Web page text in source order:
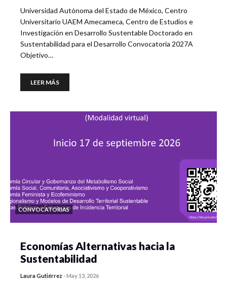
Universidad Autónoma del Estado de México, Centro
Universitario UAEM Amecameca, Centro de Estudios e
Investigación en Desarrollo Sustentable Doctorado en
Sustentabilidad para el Desarrollo Convocatoria 2027A
Objetivo…
LEER MÁS
CONVOCATORIAS
Economías Alternativas hacia la
Sustentabilidad
Laura Gutiérrez -May 13, 2026